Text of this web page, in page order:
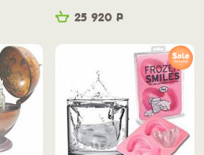
25 920 Р